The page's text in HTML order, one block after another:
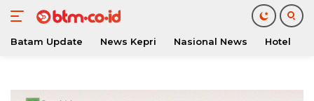
konten
Batam Update News Kepri Nasional News Hotel